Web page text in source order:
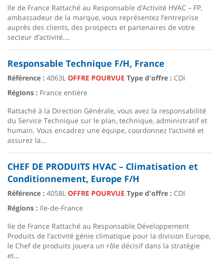
Ile de France Rattaché au Responsable d’Activité HVAC – FP,
ambassadeur de la marque, vous représentez l’entreprise
auprès des clients, des prospects et partenaires de votre
secteur d’activité.…
Responsable Technique F/H, France
Référence : 4063L OFFRE POURVUE Type d'offre : CDI
Régions : France entière
Rattaché à la Direction Générale, vous avez la responsabilité
du Service Technique sur le plan, technique, administratif et
humain. Vous encadrez une équipe, coordonnez l’activité et
assurez la…
CHEF DE PRODUITS HVAC – Climatisation et
Conditionnement, Europe F/H
Référence : 4058L OFFRE POURVUE Type d'offre : CDI
Régions : Ile-de-France
Ile de France Rattaché au Responsable Développement
Produits de l’activité génie climatique pour la division Europe,
le Chef de produits jouera un rôle décisif dans la stratégie
et…